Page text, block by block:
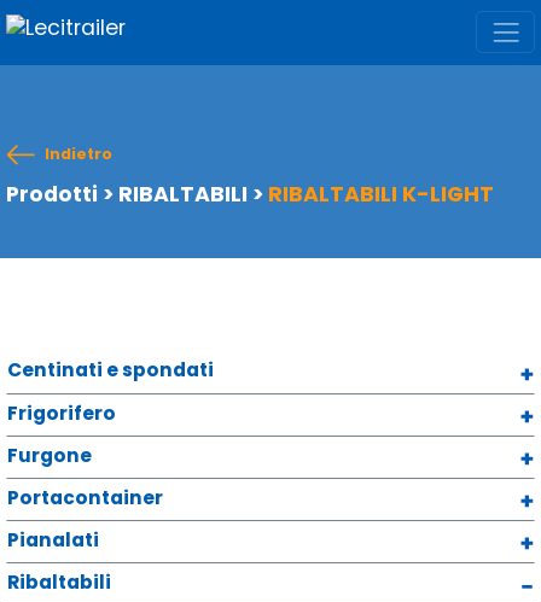
Indietro
Prodotti > RIBALTABILI > RIBALTABILI K-LIGHT
Centinati e spondati
Frigorifero
Furgone
Portacontainer
Pianalati
Ribaltabili